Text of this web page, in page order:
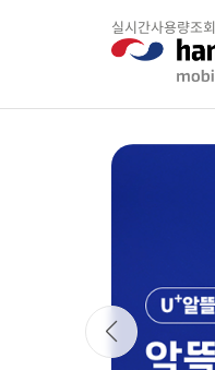
실시간사용량조회